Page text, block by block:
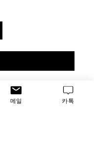
flask, 25 cm²,
gamma sterile /
메일 카톡